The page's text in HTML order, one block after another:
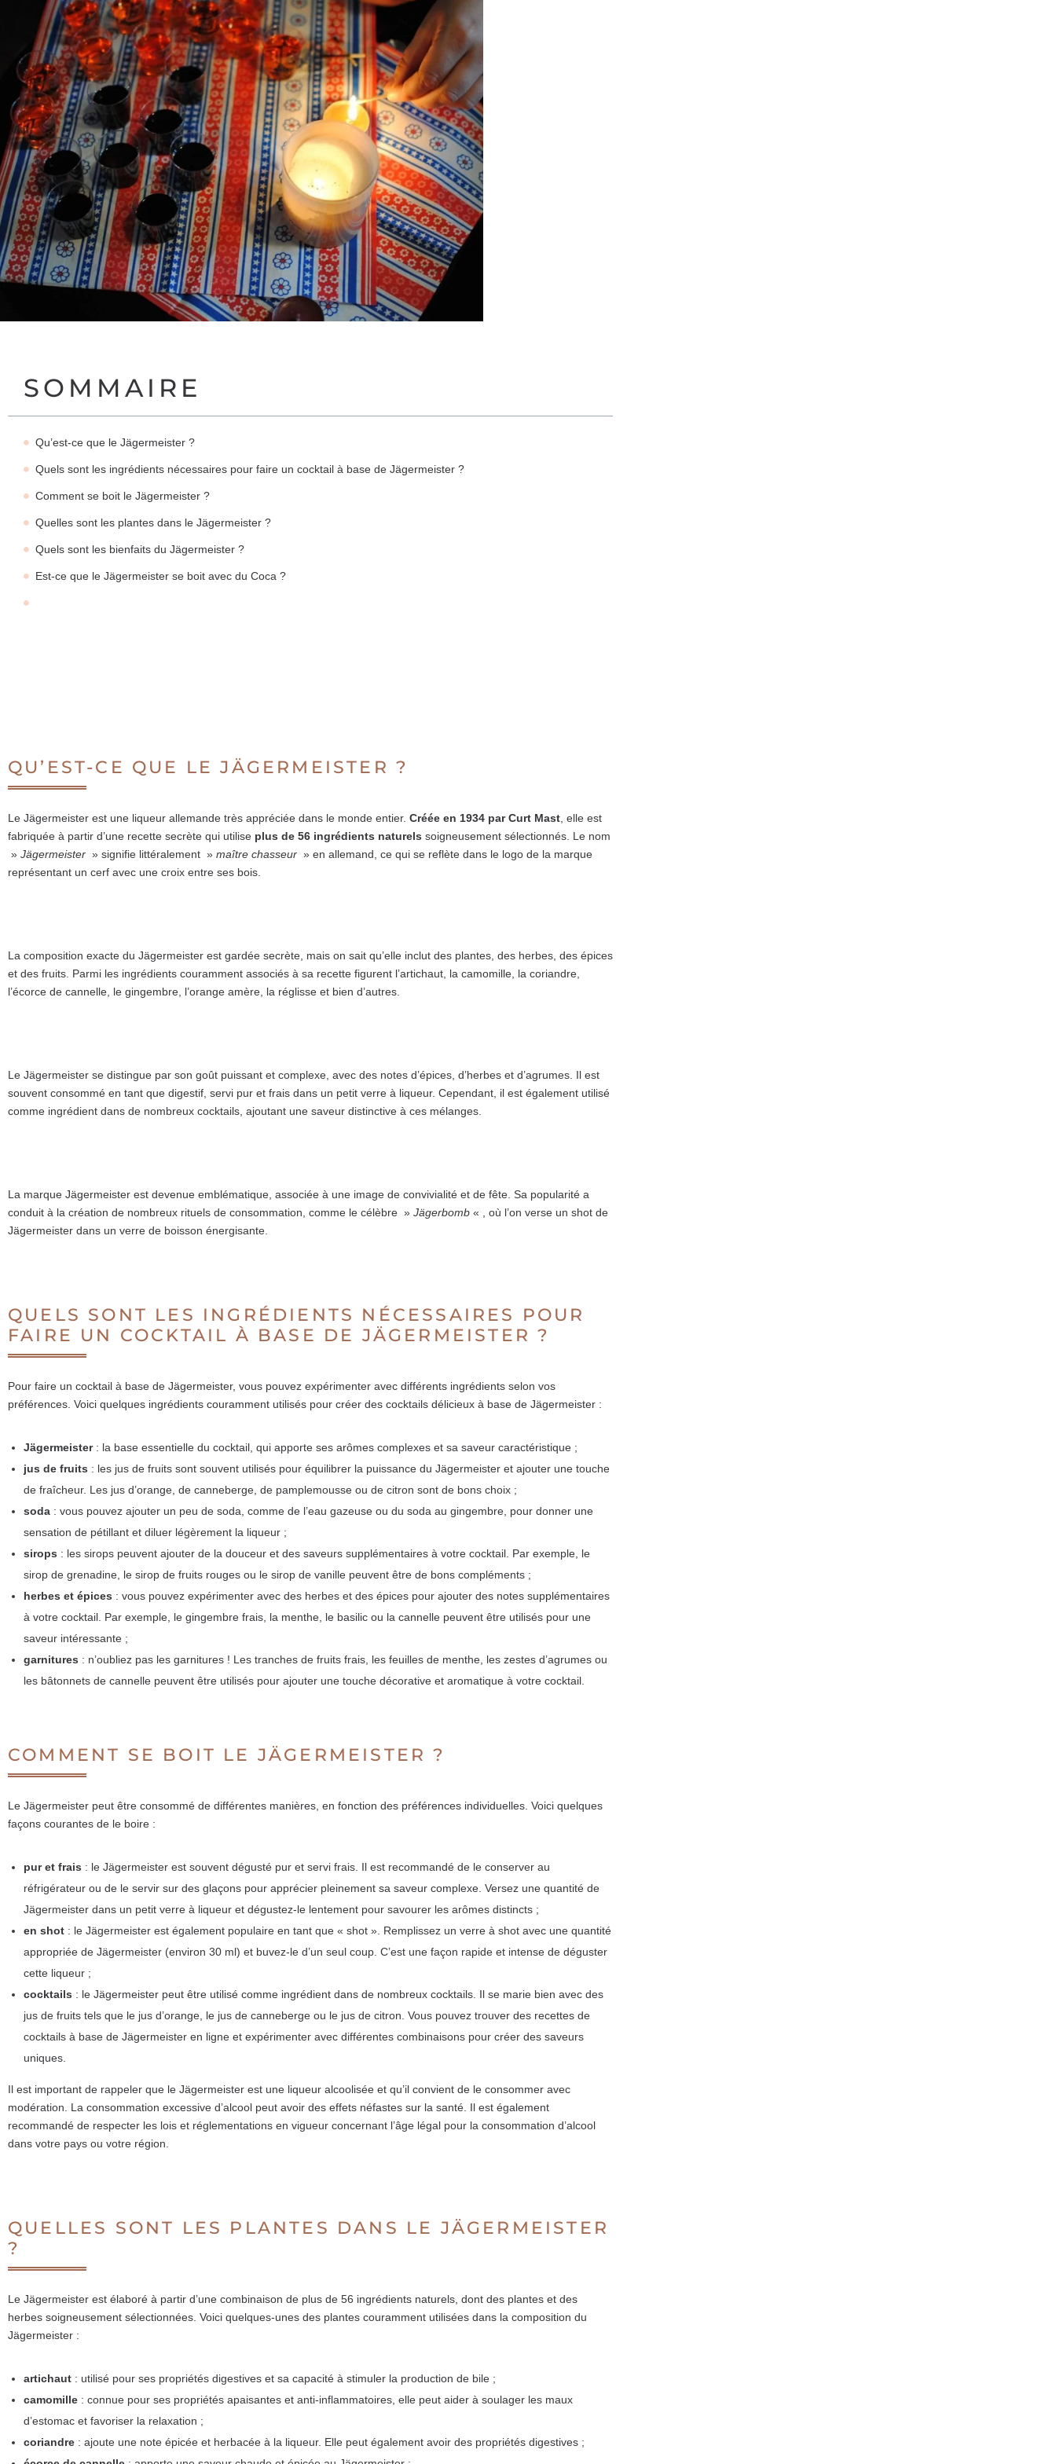
SOMMAIRE
Qu’est-ce que le Jägermeister ?
Quels sont les ingrédients nécessaires pour faire un cocktail à base de Jägermeister ?
Comment se boit le Jägermeister ?
Quelles sont les plantes dans le Jägermeister ?
Quels sont les bienfaits du Jägermeister ?
Est-ce que le Jägermeister se boit avec du Coca ?
QU’EST-CE QUE LE JÄGERMEISTER ?
Le Jägermeister est une liqueur allemande très appréciée dans le monde entier. Créée en 1934 par Curt Mast , elle est
fabriquée à partir d’une recette secrète qui utilise plus de 56 ingrédients naturels soigneusement sélectionnés. Le nom
» Jägermeister » signifie littéralement » maître chasseur » en allemand, ce qui se reflète dans le logo de la marque
représentant un cerf avec une croix entre ses bois.
La composition exacte du Jägermeister est gardée secrète, mais on sait qu’elle inclut des plantes, des herbes, des épices
et des fruits. Parmi les ingrédients couramment associés à sa recette figurent l’artichaut, la camomille, la coriandre,
l’écorce de cannelle, le gingembre, l’orange amère, la réglisse et bien d’autres.
Le Jägermeister se distingue par son goût puissant et complexe, avec des notes d’épices, d’herbes et d’agrumes. Il est
souvent consommé en tant que digestif, servi pur et frais dans un petit verre à liqueur. Cependant, il est également utilisé
comme ingrédient dans de nombreux cocktails, ajoutant une saveur distinctive à ces mélanges.
La marque Jägermeister est devenue emblématique, associée à une image de convivialité et de fête. Sa popularité a
conduit à la création de nombreux rituels de consommation, comme le célèbre » Jägerbomb « , où l’on verse un shot de
Jägermeister dans un verre de boisson énergisante.
QUELS SONT LES INGRÉDIENTS NÉCESSAIRES POUR
FAIRE UN COCKTAIL À BASE DE JÄGERMEISTER ?
Pour faire un cocktail à base de Jägermeister, vous pouvez expérimenter avec différents ingrédients selon vos
préférences. Voici quelques ingrédients couramment utilisés pour créer des cocktails délicieux à base de Jägermeister :
Jägermeister: la base essentielle du cocktail, qui apporte ses arômes complexes et sa saveur caractéristique ;
jus de fruits : les jus de fruits sont souvent utilisés pour équilibrer la puissance du Jägermeister et ajouter une touche
de fraîcheur. Les jus d’orange, de canneberge, de pamplemousse ou de citron sont de bons choix ;
soda : vous pouvez ajouter un peu de soda, comme de l’eau gazeuse ou du soda au gingembre, pour donner une
sensation de pétillant et diluer légèrement la liqueur ;
sirops : les sirops peuvent ajouter de la douceur et des saveurs supplémentaires à votre cocktail. Par exemple, le
sirop de grenadine, le sirop de fruits rouges ou le sirop de vanille peuvent être de bons compléments ;
herbes et épices : vous pouvez expérimenter avec des herbes et des épices pour ajouter des notes supplémentaires
à votre cocktail. Par exemple, le gingembre frais, la menthe, le basilic ou la cannelle peuvent être utilisés pour une
saveur intéressante ;
garnitures : n’oubliez pas les garnitures ! Les tranches de fruits frais, les feuilles de menthe, les zestes d’agrumes ou
les bâtonnets de cannelle peuvent être utilisés pour ajouter une touche décorative et aromatique à votre cocktail.
COMMENT SE BOIT LE JÄGERMEISTER ?
Le Jägermeister peut être consommé de différentes manières, en fonction des préférences individuelles. Voici quelques
façons courantes de le boire :
pur et frais : le Jägermeister est souvent dégusté pur et servi frais. Il est recommandé de le conserver au
réfrigérateur ou de le servir sur des glaçons pour apprécier pleinement sa saveur complexe. Versez une quantité de
Jägermeister dans un petit verre à liqueur et dégustez-le lentement pour savourer les arômes distincts ;
en shot : le Jägermeister est également populaire en tant que « shot ». Remplissez un verre à shot avec une quantité
appropriée de Jägermeister (environ 30 ml) et buvez-le d’un seul coup. C’est une façon rapide et intense de déguster
cette liqueur ;
cocktails : le Jägermeister peut être utilisé comme ingrédient dans de nombreux cocktails. Il se marie bien avec des
jus de fruits tels que le jus d’orange, le jus de canneberge ou le jus de citron. Vous pouvez trouver des recettes de
cocktails à base de Jägermeister en ligne et expérimenter avec différentes combinaisons pour créer des saveurs
uniques.
Il est important de rappeler que le Jägermeister est une liqueur alcoolisée et qu’il convient de le consommer avec
modération. La consommation excessive d’alcool peut avoir des effets néfastes sur la santé. Il est également
recommandé de respecter les lois et réglementations en vigueur concernant l’âge légal pour la consommation d’alcool
dans votre pays ou votre région.
QUELLES SONT LES PLANTES DANS LE JÄGERMEISTER
?
Le Jägermeister est élaboré à partir d’une combinaison de plus de 56 ingrédients naturels, dont des plantes et des
herbes soigneusement sélectionnées. Voici quelques-unes des plantes couramment utilisées dans la composition du
Jägermeister :
artichaut : utilisé pour ses propriétés digestives et sa capacité à stimuler la production de bile ;
camomille : connue pour ses propriétés apaisantes et anti-inflammatoires, elle peut aider à soulager les maux
d’estomac et favoriser la relaxation ;
coriandre : ajoute une note épicée et herbacée à la liqueur. Elle peut également avoir des propriétés digestives ;